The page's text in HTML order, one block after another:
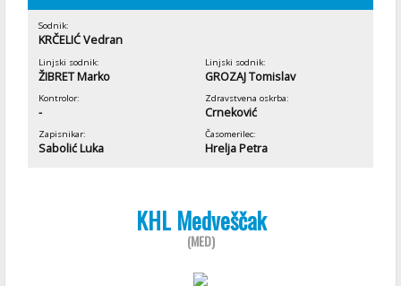
Sodnik:
KRČELIĆ Vedran
Linjski sodnik:
ŽIBRET Marko
Linjski sodnik:
GROZAJ Tomislav
Kontrolor:
-
Zdravstvena oskrba:
Crneković
Zapisnikar:
Sabolić Luka
Časomerilec:
Hrelja Petra
KHL Medveščak
(MED)